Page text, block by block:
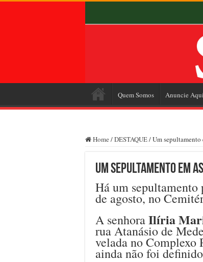
Quem Somos Anuncie Aqui
Home /DESTAQUE/Um sepultamento
Um sepultamento em
Há um sepultamento
de agosto, no
A senhoraIlíria
rua Atanásio de
velada no Complexo
ainda não foi